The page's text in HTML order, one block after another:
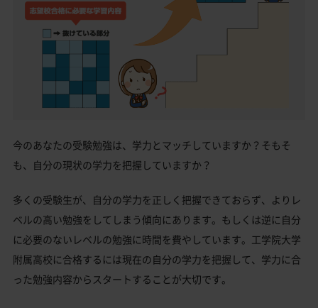
今のあなたの受験勉強は、学力とマッチしていますか？そもそ
も、自分の現状の学力を把握していますか？
多くの受験生が、自分の学力を正しく把握できておらず、よりレ
ベルの高い勉強をしてしまう傾向にあります。もしくは逆に自分
に必要のないレベルの勉強に時間を費やしています。工学院大学
附属高校に合格するには現在の自分の学力を把握して、学力に合
った勉強内容からスタートすることが大切です。